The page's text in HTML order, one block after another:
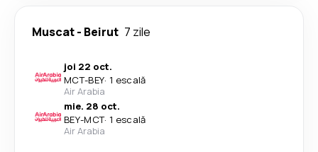
Muscat- Beirut 7 zile
joi 22 oct.
MCT-BEY· 1 escală
Air Arabia
mie. 28 oct.
BEY-MCT· 1 escală
Air Arabia